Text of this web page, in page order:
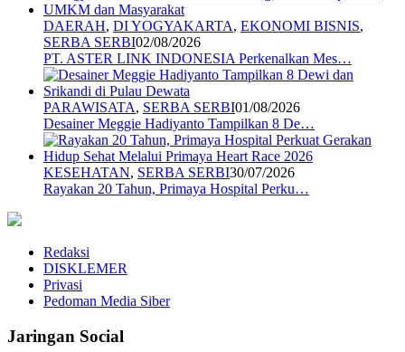
DAERAH, DI YOGYAKARTA, EKONOMI BISNIS,
SERBA SERBI02/08/2026
PT. ASTER LINK INDONESIA Perkenalkan Mes…
PARAWISATA, SERBA SERBI01/08/2026
Desainer Meggie Hadiyanto Tampilkan 8 De…
KESEHATAN, SERBA SERBI30/07/2026
Rayakan 20 Tahun, Primaya Hospital Perku…
Redaksi
DISKLEMER
Privasi
Pedoman Media Siber
Jaringan Social